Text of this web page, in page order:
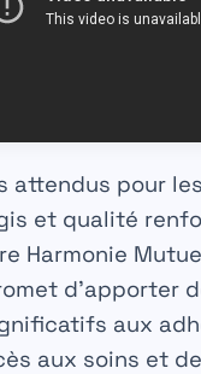
attendus pour
et qualité
Harmonie
d’apporter
aux
aux soins et